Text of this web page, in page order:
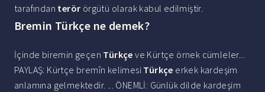
tarafından terör örgütü olarak kabul edilmiştir.
Bremin Türkçe ne demek?
İçinde biremin geçen Türkçe ve Kürtçe örnek cümleler...
PAYLAŞ: Kürtçe bremîn kelimesi Türkçe erkek kardeşim
anlamına gelmektedir. ... ÖNEMLİ: Günlük dilde kardeşim